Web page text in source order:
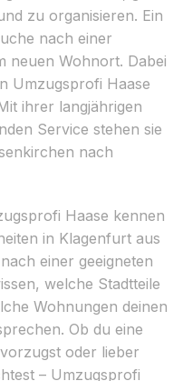
zu organisieren. Ein
nach einer
neuen Wohnort. Dabei
Umzugsprofi Haase
ihrer langjährigen
Service stehen sie
nach
Haase kennen
in Klagenfurt aus
einer geeigneten
welche Stadtteile
Wohnungen deinen
Ob du eine
oder lieber
– Umzugsprofi